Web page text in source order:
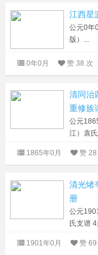
江西星
公元0年
版）...
0年0月 赞38 次
清同治
重修族
公元
江）袁
1865年0月 赞28
清光绪
册
公元
氏支谱 4
1901年0月 赞69